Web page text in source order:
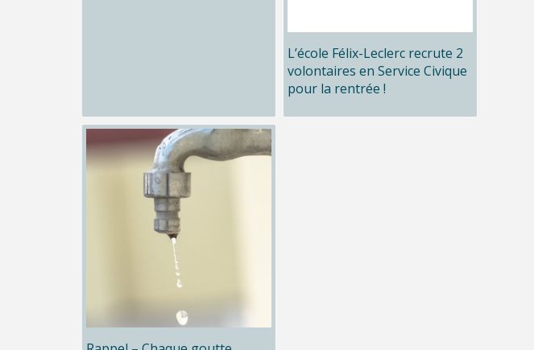
L’école Félix-Leclerc recrute 2
volontaires en Service Civique
pour la rentrée !